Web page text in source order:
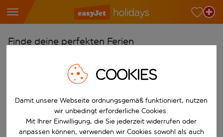
Finde deine perfekten Ferien
Wähle deine Flughäfen
Beginne mit der Eingabe für die automatische
Reiseziele finden
Nach
Wann
COOKIES
Damit unsere Webseite ordnungsgemäß funktioniert, nutzen
wir unbedingt erforderliche Cookies.
Mit Ihrer Einwilligung, die Sie jederzeit widerrufen oder
anpassen können, verwenden wir Cookies sowohl als auch